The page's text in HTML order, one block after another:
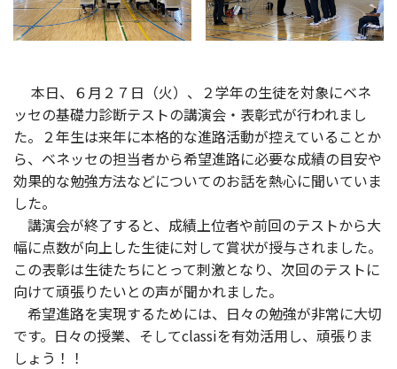
本日、６月２７日（火）、２学年の生徒を対象にベネ
ッセの基礎力診断テストの講演会・表彰式が行われまし
た。２年生は来年に本格的な進路活動が控えていることか
ら、ベネッセの担当者から希望進路に必要な成績の目安や
効果的な勉強方法などについてのお話を熱心に聞いていま
した。
講演会が終了すると、成績上位者や前回のテストから大
幅に点数が向上した生徒に対して賞状が授与されました。
この表彰は生徒たちにとって刺激となり、次回のテストに
向けて頑張りたいとの声が聞かれました。
希望進路を実現するためには、日々の勉強が非常に大切
です。日々の授業、そしてclassiを有効活用し、頑張りま
しょう！！